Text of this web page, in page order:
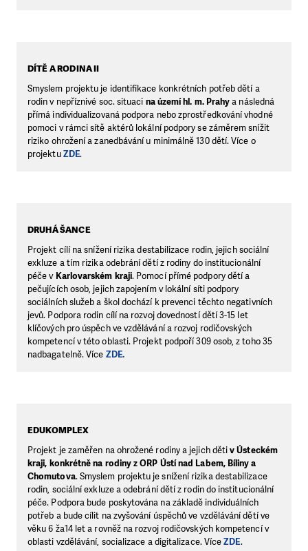
DÍTĚ A RODINA II
Smyslem projektu je identifikace konkrétních potřeb dětí a
rodin v nepříznivé soc. situaci na území hl. m. Prahya následná
přímá individualizovaná podpora nebo zprostředkování vhodné
pomoci v rámci sítě aktérů lokální podpory se záměrem snížit
riziko ohrožení a zanedbávání u minimálně 130 dětí. Více o
projektuZDE.
DRUHÁ ŠANCE
Projekt cílí na snížení rizika destabilizace rodin, jejich sociální
exkluze a tím rizika odebrání dětí z rodiny do institucionální
péče v Karlovarském kraji. Pomocí přímé podpory dětí a
pečujících osob, jejich zapojením v lokální síti podpory
sociálních služeb a škol dochází k prevenci těchto negativních
jevů. Podpora rodin cílí na rozvoj dovedností dětí 3-15 let
klíčových pro úspěch ve vzdělávání a rozvoj rodičovských
kompetencí v této oblasti. Projekt podpoří 309 osob, z toho 35
nadbagatelně. Více ZDE.
EDUKOMPLEX
Projekt je zaměřen na ohrožené rodiny a jejich dětiv Ústeckém
kraji, konkrétně na rodiny z ORP Ústí nad Labem, Bíliny a
Chomutova. Smyslem projektu je snížení rizika destabilizace
rodin, sociální exkluze a odebrání dětí z rodin do institucionální
péče. Podpora bude poskytována na základě individuálních
potřeb a bude cílit na zvyšování úspěchů ve vzdělávání dětí ve
věku 6 ža14 let a rovněž na rozvoj rodičovských kompetencí v
oblasti vzdělávání, socializace a digitalizace. VíceZDE.